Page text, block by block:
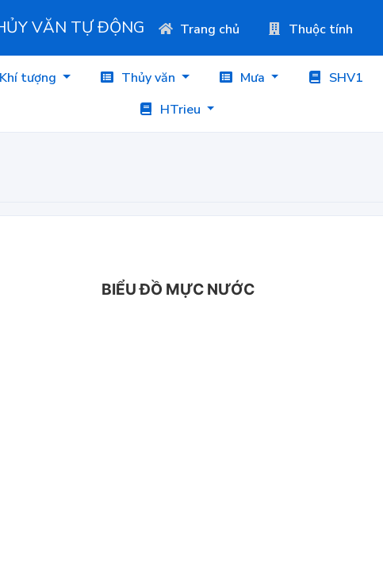
VĂN TỰ ĐỘNG Trang chủ Thuộc tính
Khí tượng Thủy văn Mưa SHV1
HTrieu
BIỂU ĐỒ MỰC NƯỚC